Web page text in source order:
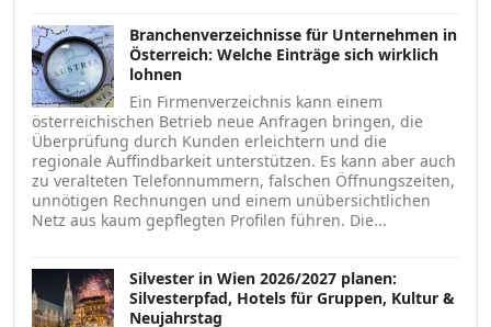
Branchenverzeichnisse für Unternehmen in
Österreich: Welche Einträge sich wirklich
lohnen
Ein Firmenverzeichnis kann einem
österreichischen Betrieb neue Anfragen bringen, die
Überprüfung durch Kunden erleichtern und die
regionale Auffindbarkeit unterstützen. Es kann aber auch
zu veralteten Telefonnummern, falschen Öffnungszeiten,
unnötigen Rechnungen und einem unübersichtlichen
Netz aus kaum gepflegten Profilen führen. Die...
Silvester in Wien 2026/2027 planen:
Silvesterpfad, Hotels für Gruppen, Kultur &
Neujahrstag